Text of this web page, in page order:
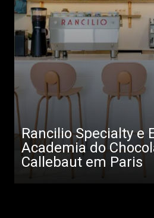
Rancilio Specialty e
Academia do
Callebaut em Paris